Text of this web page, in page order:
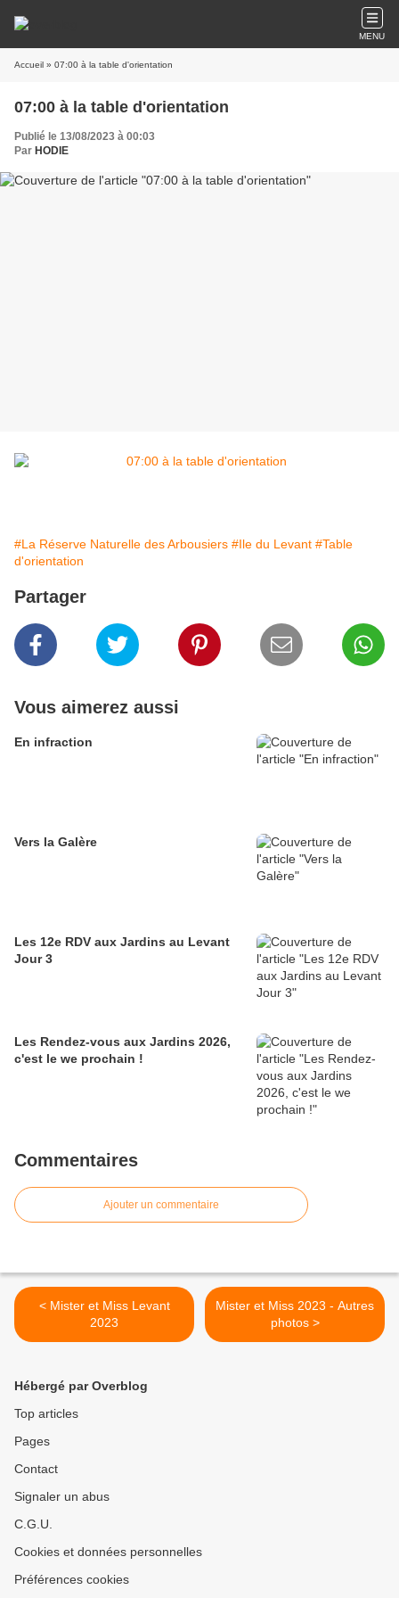
MENU
Accueil » 07:00 à la table d'orientation
07:00 à la table d'orientation
Publié le 13/08/2023 à 00:03
Par HODIE
#La Réserve Naturelle des Arbousiers #Ile du Levant #Table
d'orientation
Partager
Vous aimerez aussi
En infraction
Vers la Galère
Les 12e RDV aux Jardins au Levant
Jour 3
Les Rendez-vous aux Jardins 2026,
c'est le we prochain !
Commentaires
Ajouter un commentaire
< Mister et Miss Levant
2023
Mister et Miss 2023 - Autres
photos >
Hébergé par Overblog
Top articles
Pages
Contact
Signaler un abus
C.G.U.
Cookies et données personnelles
Préférences cookies